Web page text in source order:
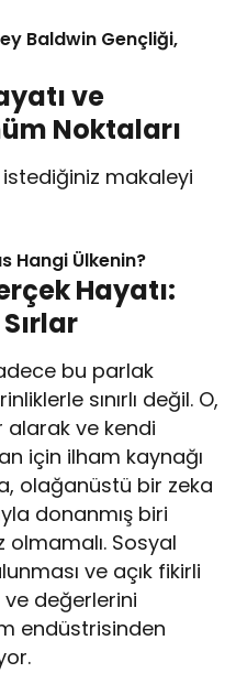
Baldwin Gençliği,
ve
Noktaları
makaleyi
Hangi Ülkenin?
Hayatı:
bu parlak
sınırlı değil. O,
alarak ve kendi
için ilham kaynağı
olağanüstü bir zeka
donanmış biri
Sosyal
ve açık fikirli
değerlerini
endüstrisinden